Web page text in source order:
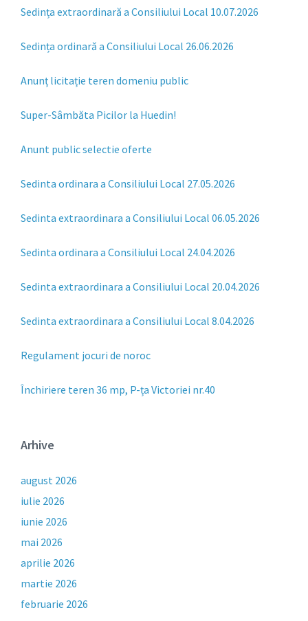
Sedința extraordinară a Consiliului Local 10.07.2026
Sedința ordinară a Consiliului Local 26.06.2026
Anunț licitație teren domeniu public
Super-Sâmbăta Picilor la Huedin!
Anunt public selectie oferte
Sedinta ordinara a Consiliului Local 27.05.2026
Sedinta extraordinara a Consiliului Local 06.05.2026
Sedinta ordinara a Consiliului Local 24.04.2026
Sedinta extraordinara a Consiliului Local 20.04.2026
Sedinta extraordinara a Consiliului Local 8.04.2026
Regulament jocuri de noroc
Închiriere teren 36 mp, P-ța Victoriei nr.40
Arhive
august 2026
iulie 2026
iunie 2026
mai 2026
aprilie 2026
martie 2026
februarie 2026